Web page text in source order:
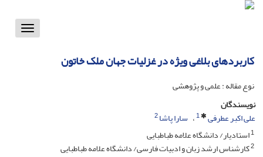
Toggle
کاربردهای بلاغی ویژه در غزلیات جهان ملک خاتون
نوع مقاله : علمی و پژوهشی
نویسندگان
علی اکبر عطرفی
1 سارا پاشا2
1استادیار/ دانشگاه علامه طباطبایی
2کارشناس ارشد زبان و ادبیات فارسی/ دانشگاه علامه طباطبایی